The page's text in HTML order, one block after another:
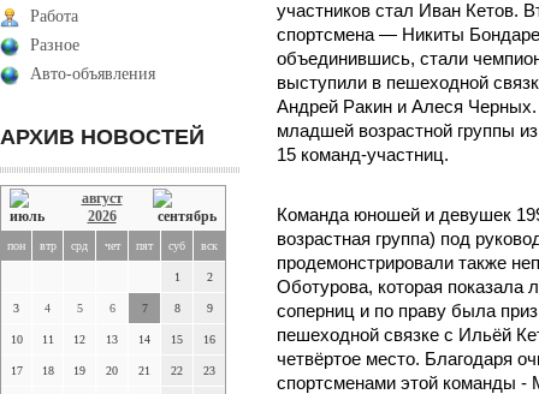
Работа
Разное
Авто-объявления
АРХИВ НОВОСТЕЙ
август
2026
пон втр срд чет пят суб вск
1 2
3 4 5 6 7 8 9
10 11 12 13 14 15 16
17 18 19 20 21 22 23
участников стал Иван Кетов.
спортсмена — Никиты
объединившись, стали
выступили в пешеходной
Андрей Ракин и Алеся
младшей возрастной группы
15 команд-участниц.
Команда юношей и девушек
возрастная группа) под
продемонстрировали также
Оботурова, которая показала
соперниц и по праву была
пешеходной связке с Ильёй
четвёртое место. Благодаря
спортсменами этой команды